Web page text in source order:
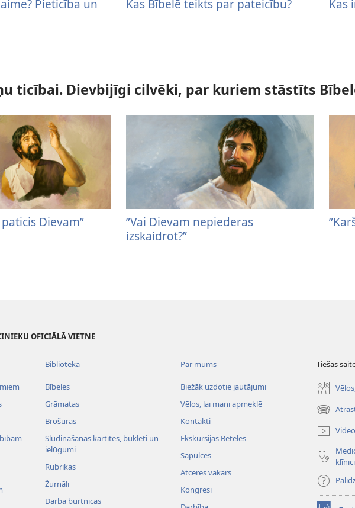
Pieticība un
Kas Bībelē teikts par pateicību? Kas
ticībai. Dievbijīgi cilvēki, par kuriem stāstīts
Dievam”
”Vai Dievam nepiederas
izskaidrot?”
OFICIĀLĀ VIETNE
Bibliotēka
Bībeles
Grāmatas
Brošūras
Sludināšanas kartītes, bukleti un
ielūgumi
Rubrikas
Žurnāli
Darba burtnīcas
Par mums
Biežāk uzdotie jautājumi
Vēlos, lai mani apmeklē
Kontakti
Ekskursijas Bētelēs
Sapulces
Atceres vakars
Kongresi
Tiešās
(opens
new
window)
Video